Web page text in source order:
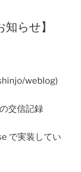
らせ】
weblog)
交信記録
で実装してい